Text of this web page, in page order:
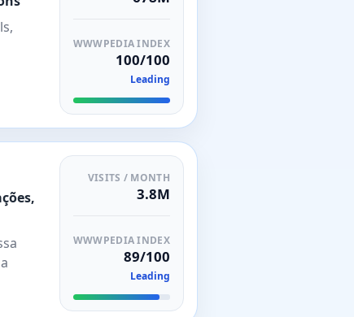
WWWPEDIA INDEX
100/100
Leading
VISITS / MONTH
3.8M
WWWPEDIA INDEX
89/100
Leading